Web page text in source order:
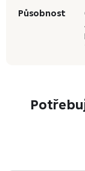
Působnost